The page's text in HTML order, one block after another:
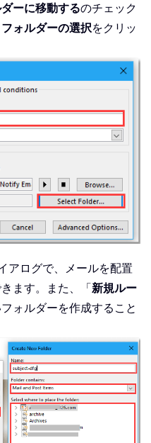
ーに移動するのチェック
フォルダーの選択をクリッ
アログで、メールを配置
ます。また、「新規ルー
ォルダーを作成すること